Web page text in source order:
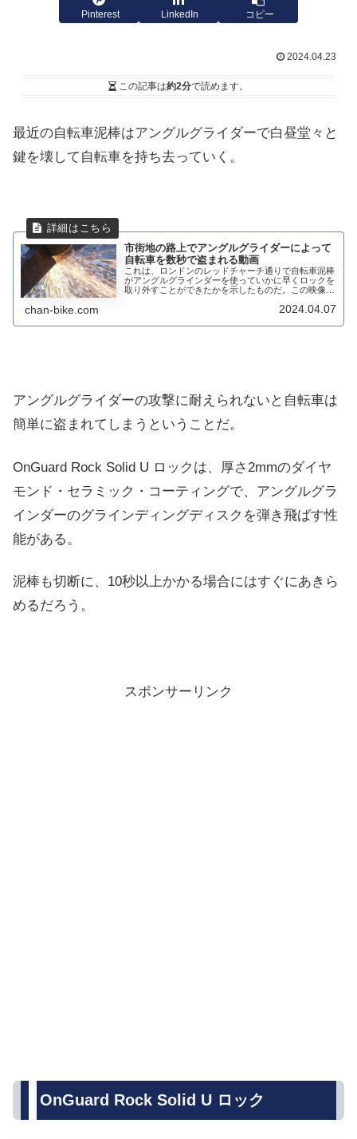
Pinterest LinkedIn コピー
2024.04.23
この記事は約2分で読めます。
最近の自転車泥棒はアングルグライダーで白昼堂々と
鍵を壊して自転車を持ち去っていく。
市街地の路上でアングルグライダーによって
自転車を数秒で盗まれる動画
これは、ロンドンのレッドチャーチ通りで自転車泥棒
がアングルグラインダーを使っていかに早くロックを
取り外すことができたかを示したものだ。この映像は
chan-bike.com 2024.04.07
アングルグライダーの攻撃に耐えられないと自転車は
簡単に盗まれてしまうということだ。
OnGuard Rock Solid U ロックは、厚さ2mmのダイヤ
モンド・セラミック・コーティングで、アングルグラ
インダーのグラインディングディスクを弾き飛ばす性
能がある。
泥棒も切断に、10秒以上かかる場合にはすぐにあきら
めるだろう。
スポンサーリンク
OnGuard Rock Solid U ロック